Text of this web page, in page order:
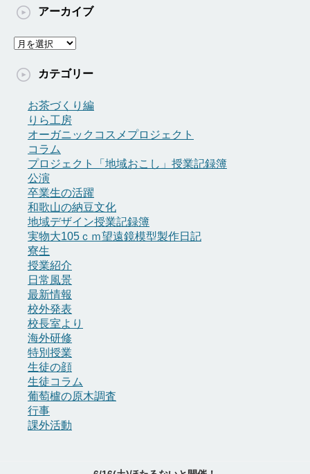
アーカイブ
ア
カ
カテゴリー
お茶づくり編
りら工房
オーガニックコスメプロジェクト
コラム
プロジェクト「地域おこし」授業記録簿
公演
卒業生の活躍
和歌山の納豆文化
地域デザイン授業記録簿
実物大105ｃｍ望遠鏡模型製作日記
寮生
授業紹介
日常風景
最新情報
校外発表
校長室より
海外研修
特別授業
生徒の顔
生徒コラム
葡萄櫨の原木調査
行事
課外活動